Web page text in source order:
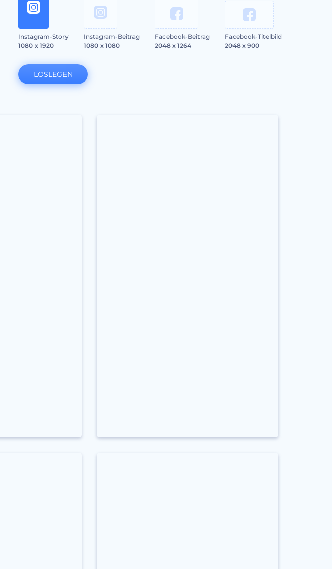
Instagram-Story
1080 x 1920
Instagram-Beitrag
1080 x 1080
Facebook-Beitrag
2048 x 1264
Facebook-Titelbild
2048 x 900
LOSLEGEN